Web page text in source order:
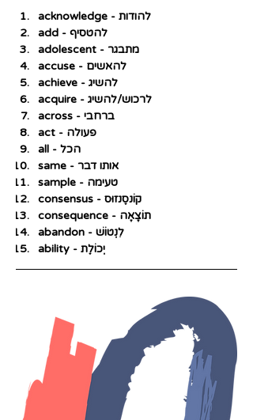
acknowledge - להודות
add - להטסיף
adolescent - מתבגר
accuse - להאשים
achieve - להשיג
acquire - לרכוש/להשיג
across - ברחבי
act - פעולה
all - הכל
same - אותו דבר
sample - טעימה
consensus - קוֹנסֶנזוּס
consequence - תוֹצָאָה
abandon - לִנְטוֹשׁ
ability - יְכוֹלֶת